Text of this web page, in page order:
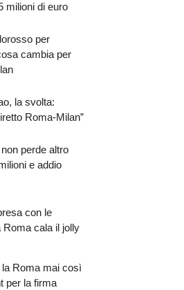
milioni di euro
per
cambia per
la svolta:
Roma-Milan”
perde altro
e addio
con le
Roma cala il jolly
la Roma mai così
per la firma